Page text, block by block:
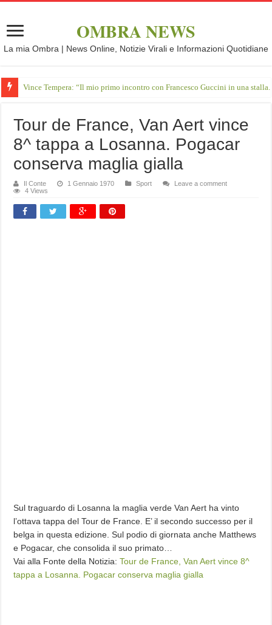
OMBRA NEWS
La mia Ombra | News Online, Notizie Virali e Informazioni Quotidiane
Vince Tempera: “Il mio primo incontro con Francesco Guccini in una
Tour de France, Van Aert vince
8^ tappa a Losanna. Pogacar
conserva maglia gialla
Il Conte 1 Gennaio 1970 Sport
Leave a comment
4 Views
Sul traguardo di Losanna la maglia verde Van Aert ha vinto
l’ottava tappa del Tour de France. E’ il secondo successo per il
belga in questa edizione. Sul podio di giornata anche Matthews
e Pogacar, che consolida il suo primato…
Vai alla Fonte della Notizia:Tour de France, Van Aert vince 8^
tappa a Losanna. Pogacar conserva maglia gialla